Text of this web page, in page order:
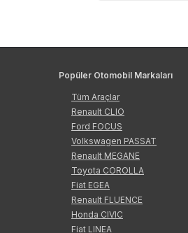
Popüler Otomobil Markaları
Tüm Araçlar
Renault CLIO
Ford FOCUS
Volkswagen PASSAT
Renault MEGANE
Toyota COROLLA
Fiat EGEA
Renault FLUENCE
Honda CIVIC
Fiat LINEA